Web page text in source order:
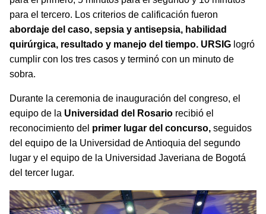
para el tercero. Los criterios de calificación fueron
abordaje del caso, sepsia y antisepsia, habilidad
quirúrgica, resultado y manejo del tiempo. URSIG logró
cumplir con los tres casos y terminó con un minuto de
sobra.
Durante la ceremonia de inauguración del congreso, el
equipo de la Universidad del Rosario recibió el
reconocimiento del primer lugar del concurso, seguidos
del equipo de la Universidad de Antioquia del segundo
lugar y el equipo de la Universidad Javeriana de Bogotá
del tercer lugar.